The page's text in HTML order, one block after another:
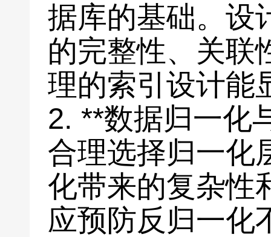
据库的基础。设
的完整性、关联
理的索引设计能
2. **数据归一化
合理选择归一化
化带来的复杂性
应预防反归一化